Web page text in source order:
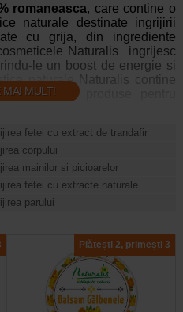
romaneasca, care contine o
naturale destinate ingrijirii
cu grija, din ingrediente
Naturalis ingrijesc
le un boost de energie si
naturale Naturalis contine
cat si produse pentru
pentru ten:
naturale cu eficienta
trandafir revitalizeaza tenul
ridurilor, stimuleaza
efectele adverse ale
hidrateaza tenul in
Continutul ridicat de vitamine
un efect intens regenerant
tanar si ferm.
pentru corp:
o ingrijire speciala si
MAI MULT!
fetei cu extract de trandafir
corpului
mainilor si picioarelor
fetei cu extracte naturale
parului
Plătești 2, primești 3